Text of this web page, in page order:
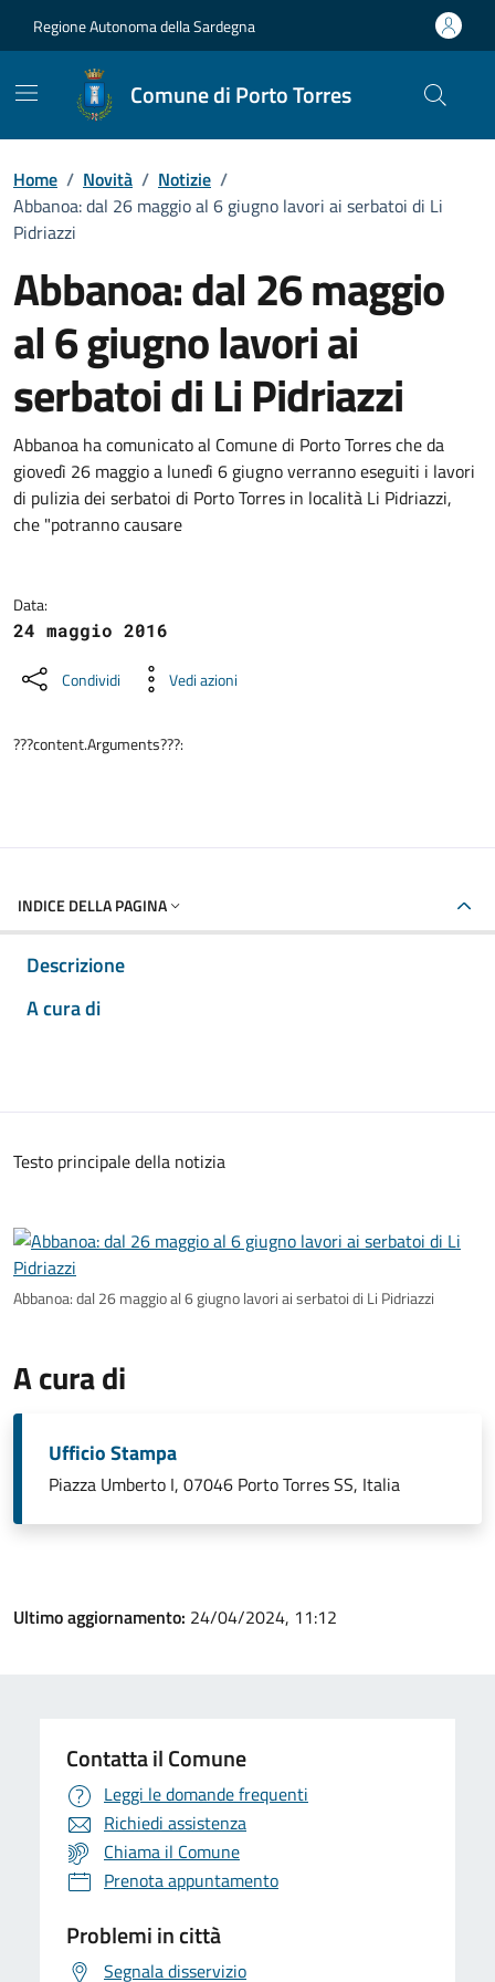
Regione Autonoma della Sardegna
Comune di Porto Torres
Home / Novità / Notizie /
Abbanoa: dal 26 maggio al 6 giugno lavori ai serbatoi di Li
Pidriazzi
Abbanoa: dal 26 maggio
al 6 giugno lavori ai
serbatoi di Li Pidriazzi
Dettagli della notizia
Abbanoa ha comunicato al Comune di Porto Torres che da
giovedì 26 maggio a lunedì 6 giugno verranno eseguiti i lavori
di pulizia dei serbatoi di Porto Torres in località Li Pidriazzi,
che "potranno causare
Data:
24 maggio 2016
Condividi Vedi azioni
???content.Arguments???:
INDICE DELLA PAGINA
Descrizione
A cura di
Testo principale della notizia
Abbanoa: dal 26 maggio al 6 giugno lavori ai serbatoi di Li Pidriazzi
A cura di
Ufficio Stampa
Piazza Umberto I, 07046 Porto Torres SS, Italia
Ultimo aggiornamento: 24/04/2024, 11:12
Contatta il Comune
Leggi le domande frequenti
Richiedi assistenza
Chiama il Comune
Prenota appuntamento
Problemi in città
Segnala disservizio